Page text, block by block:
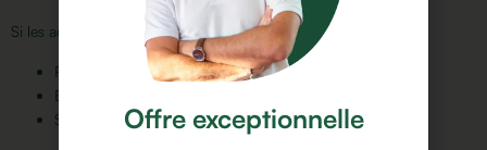
Si les accoudoirs obligent à :
Remonter les coudes (épaules tendues)
Écarter les bras du tronc
S’éloigner du bureauOffre exceptionnelle